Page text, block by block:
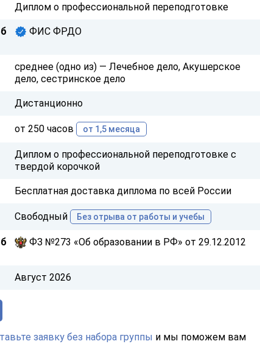
Диплом о профессиональной переподготовке
ФИС ФРДО
среднее (одно из) — Лечебное дело, Акушерское
дело, сестринское дело
Дистанционно
от 250 часов от 1,5 месяца
Диплом о профессиональной переподготовке с
твердой корочкой
Бесплатная доставка диплома по всей России
Свободный Без отрыва от работы и учебы
ФЗ №273 «Об образовании в РФ» от 29.12.2012
Август 2026
заявку без набора группы и мы поможем вам